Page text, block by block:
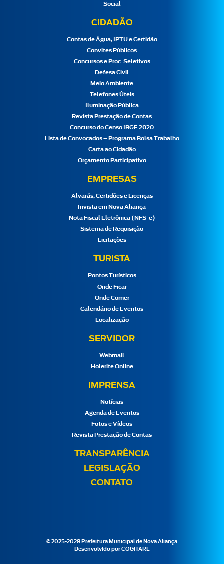
Social
CIDADÃO
Contas de Água, IPTU e Certidão
Convites Públicos
Concursos e Proc. Seletivos
Defesa Civil
Meio Ambiente
Telefones Úteis
Iluminação Pública
Revista Prestação de Contas
Concurso do Censo IBGE 2020
Lista de Convocados – Programa Bolsa Trabalho
Carta ao Cidadão
Orçamento Participativo
EMPRESAS
Alvarás, Certidões e Licenças
Invista em Nova Aliança
Nota Fiscal Eletrônica (NFS-e)
Sistema de Requisição
Licitações
TURISTA
Pontos Turísticos
Onde Ficar
Onde Comer
Calendário de Eventos
Localização
SERVIDOR
Webmail
Holerite Online
IMPRENSA
Notícias
Agenda de Eventos
Fotos e Vídeos
Revista Prestação de Contas
TRANSPARÊNCIA
LEGISLAÇÃO
CONTATO
© 2025-2028 Prefeitura Municipal de Nova Aliança
Desenvolvido por COGITARE